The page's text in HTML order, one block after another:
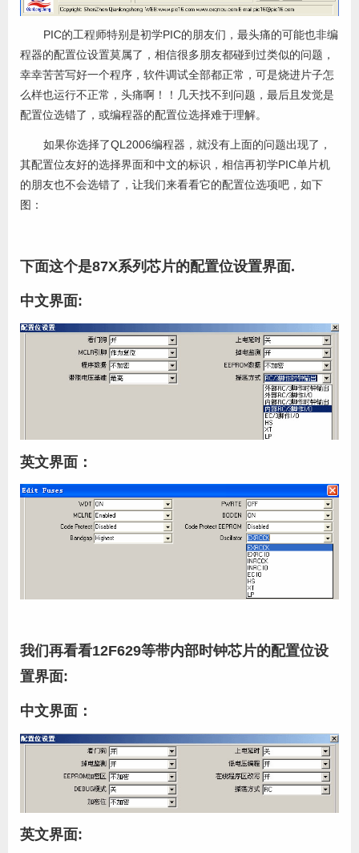
PIC的工程师特别是初学PIC的朋友们，最头痛的可能也非编
程器的配置位设置莫属了，相信很多朋友都碰到过类似的问题，
幸幸苦苦写好一个程序，软件调试全部都正常，可是烧进片子怎
么样也运行不正常，头痛啊！！几天找不到问题，最后且发觉是
配置位选错了，或编程器的配置位选择难于理解。
如果你选择了QL2006编程器，就没有上面的问题出现了，
其配置位友好的选择界面和中文的标识，相信再初学PIC单片机
的朋友也不会选错了，让我们来看看它的配置位选项吧，如下
图：
下面这个是87X系列芯片的配置位设置界面.
中文界面:
英文界面：
我们再看看12F629等带内部时钟芯片的配置位设
置界面:
中文界面：
英文界面: